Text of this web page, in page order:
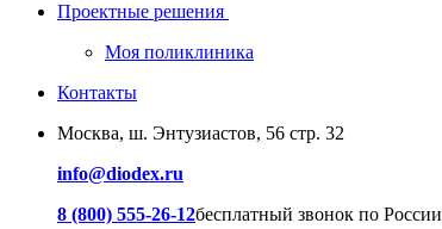
Проектные решения
Моя поликлиника
Контакты
Москва, ш. Энтузиастов, 56 стр. 32
info@diodex.ru
8 (800) 555-26-12бесплатный звонок по России